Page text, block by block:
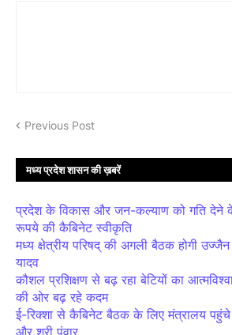
Previous Post
मध्य प्रदेश शासन की ख़बरें
प्रदेश के विकास और जन-कल्याण को गति देने
रूपये की कैबिनेट स्वीकृति
मध्य क्षेत्रीय परिषद् की अगली बैठक होगी
यादव
कौशल प्रशिक्षण से बढ़ रहा बेटियों का
की ओर बढ़ रहे कदम
ई-रिक्शा से कैबिनेट बैठक के लिए मंत्रालय पहुंचे
और श्री पंवार